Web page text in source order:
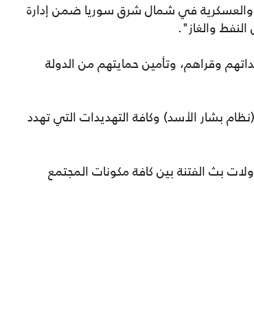
في شمال شرق سوريا ضمن إدارة
النفط والغاز".
وقراهم، وتأمين حمايتهم من الدولة
(نظام بشار الأسد) وكافة التهديدات التي تهدد
بث الفتنة بين كافة مكونات المجتمع